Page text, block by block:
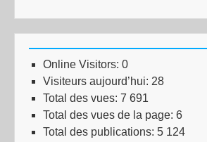
Online Visitors: 0
Visiteurs aujourd’hui: 28
Total des vues: 7 691
Total des vues de la page: 6
Total des publications: 5 124